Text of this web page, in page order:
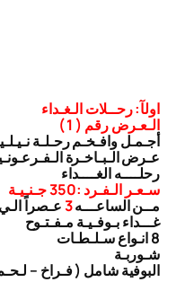
اولآ: رحــلات الـغـداء
الـعـرض رقم ( 1 )
أجـمـل وافـخـم رحـلـة
عـرض الـبـاخـرة
رحلــــه الغــــداء
سـعـر الـفـرد :350 جـنـيـة
مــن الساعـــه3عـصراً
غـــداء بـوفـيـة مـفـتـوح
8 انـواع سـلـطـات
شـوربـة
البوفية شامل ( فـراخ –